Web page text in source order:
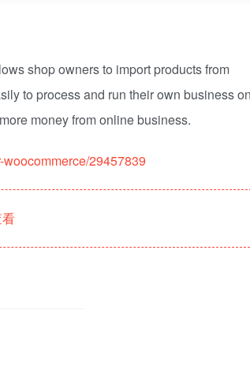
shop owners to import products from
to process and run their own business on
money from online business.
29457839